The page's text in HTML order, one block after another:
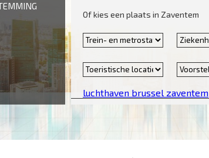
Of kies een plaats in Zaventem
luchthaven brussel zaventem